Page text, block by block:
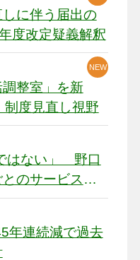
しに伴う届出の
度改定疑義解釈
整室」を新
度見直し視野
NEW
はない」 野口
のサービス基
年連続減で過去